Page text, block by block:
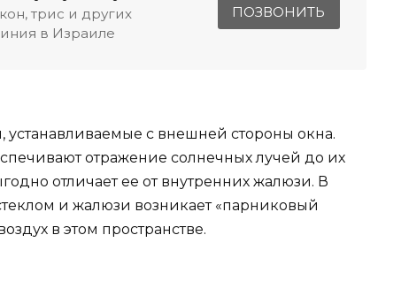
трис и других
в Израиле
ПОЗВОНИТЬ
с внешней стороны окна.
отражение солнечных лучей до их
отличает ее от внутренних жалюзи. В
и жалюзи возникает «парниковый
в этом пространстве.